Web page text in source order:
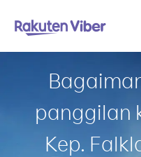
panggilan
Kep.